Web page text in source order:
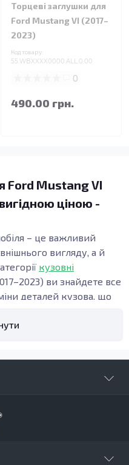
Торцеві заглушки для
Ford Mustang VI (2017–
2023)
Код товару:
55.WBXXXX0000.ALL.0.00
0
490.00 грн.
Ford Mustang VI
ціною -
– це важливий
вигляду, а й
кузовні
ви знайдете все
деталей кузова, що
у нашій категорії,
та інші
частиною, що
а підсилювачі –